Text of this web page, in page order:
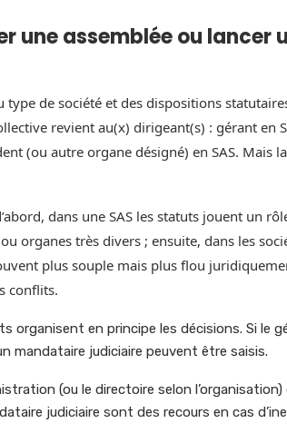
une assemblée ou lancer
type de société et des dispositions
revient au(x) dirigeant(s) : gérant en
(ou autre organe désigné) en SAS. Mais
dans une SAS les statuts jouent un
organes très divers ; ensuite, dans les
plus souple mais plus flou
conflits.
organisent en principe les décisions. Si le
mandataire judiciaire peuvent être saisis.
(ou le directoire selon
judiciaire sont des recours en cas